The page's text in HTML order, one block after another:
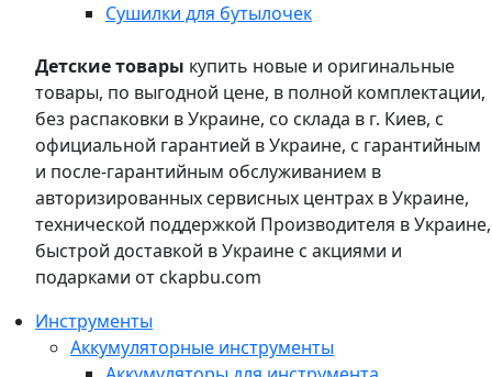
Сушилки для бутылочек
Детские товары купить новые и оригинальные
товары, по выгодной цене, в полной комплектации,
без распаковки в Украине, со склада в г. Киев, с
официальной гарантией в Украине, с гарантийным
и после-гарантийным обслуживанием в
авторизированных сервисных центрах в Украине,
технической поддержкой Производителя в Украине,
быстрой доставкой в Украине с акциями и
подарками от ckapbu.com
Инструменты
Аккумуляторные инструменты